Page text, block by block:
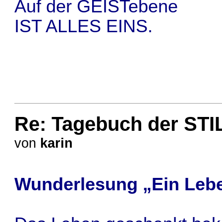
Auf der GEISTebene
IST ALLES EINS.
Re: Tagebuch der
von karin
Wunderlesung „Ein